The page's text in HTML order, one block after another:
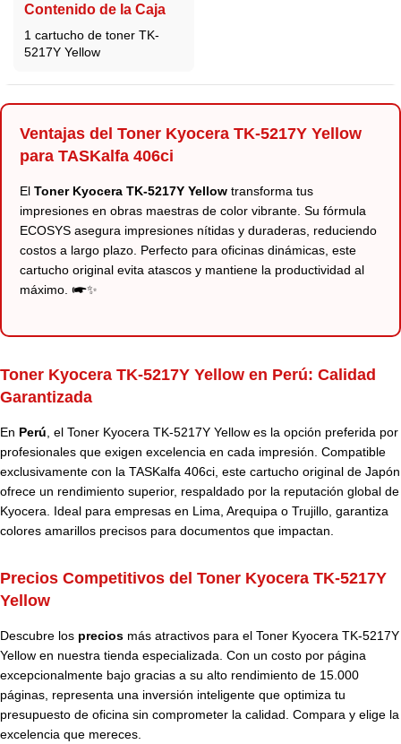
Contenido de la Caja
1 cartucho de toner TK-
5217Y Yellow
Ventajas del Toner Kyocera TK-5217Y Yellow
para TASKalfa 406ci
El Toner Kyocera TK-5217Y Yellow transforma tus
impresiones en obras maestras de color vibrante. Su fórmula
ECOSYS asegura impresiones nítidas y duraderas, reduciendo
costos a largo plazo. Perfecto para oficinas dinámicas, este
cartucho original evita atascos y mantiene la productividad al
máximo. 🖛✨
Toner Kyocera TK-5217Y Yellow en Perú: Calidad
Garantizada
En Perú, el Toner Kyocera TK-5217Y Yellow es la opción preferida por
profesionales que exigen excelencia en cada impresión. Compatible
exclusivamente con la TASKalfa 406ci, este cartucho original de Japón
ofrece un rendimiento superior, respaldado por la reputación global de
Kyocera. Ideal para empresas en Lima, Arequipa o Trujillo, garantiza
colores amarillos precisos para documentos que impactan.
Precios Competitivos del Toner Kyocera TK-5217Y
Yellow
Descubre los precios más atractivos para el Toner Kyocera TK-5217Y
Yellow en nuestra tienda especializada. Con un costo por página
excepcionalmente bajo gracias a su alto rendimiento de 15.000
páginas, representa una inversión inteligente que optimiza tu
presupuesto de oficina sin comprometer la calidad. Compara y elige la
excelencia que mereces.